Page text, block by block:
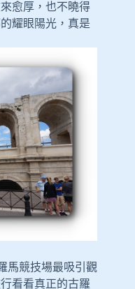
愈厚，也不曉得
耀眼陽光，真是
馬競技場最吸引觀
看看真正的古羅